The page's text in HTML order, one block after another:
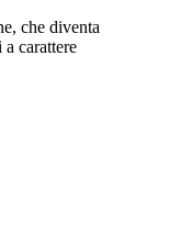
che diventa
carattere